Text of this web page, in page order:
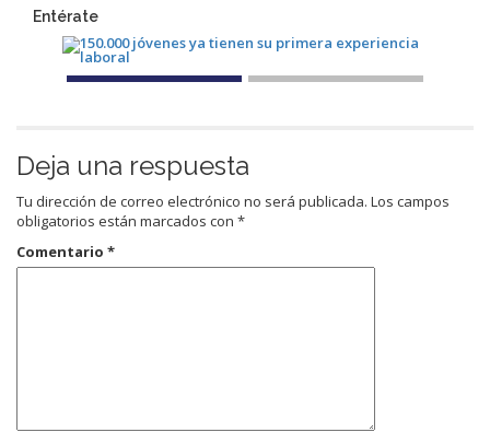
Entérate
Deja una respuesta
Tu dirección de correo electrónico no será publicada. Los campos
obligatorios están marcados con *
Comentario *